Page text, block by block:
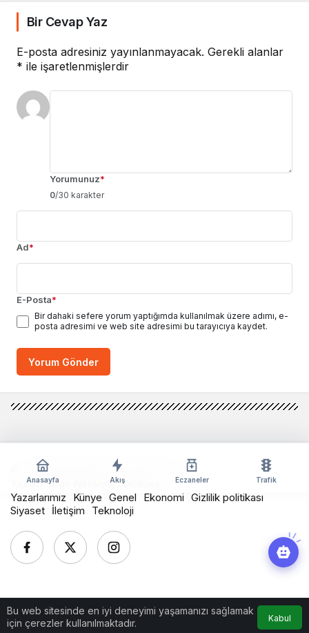
Bir Cevap Yaz
E-posta adresiniz yayınlanmayacak. Gerekli alanlar
* ile işaretlenmişlerdir
Yorumunuz*
0/30 karakter
Ad*
E-Posta*
Bir dahaki sefere yorum yaptığımda kullanılmak üzere adımı, e-
posta adresimi ve web site adresimi bu tarayıcıya kaydet.
Yorum Gönder
Bu web sitesinde en iyi deneyimi yaşamanızı sağlamak
için çerezler kullanılmaktadır.
Kabul
Anasayfa Akış Eczaneler Trafik
© Telif Hakkı 2026, Tüm Hakları Saklıdır
Yazılım:Arge Network Solutions
Yazarlarımız
Künye Genel Ekonomi Gizlilik politikası
Siyaset İletişim Teknoloji